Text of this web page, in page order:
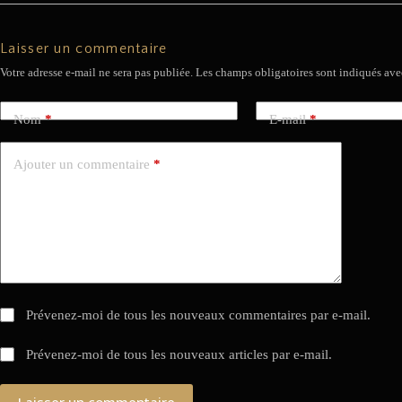
Laisser un commentaire
Votre adresse e-mail ne sera pas publiée. Les champs obligatoires sont indiqués
Nom* E-mail*
Ajouter un commentaire *
Prévenez-moi de tous les nouveaux commentaires par e-mail.
Prévenez-moi de tous les nouveaux articles par e-mail.